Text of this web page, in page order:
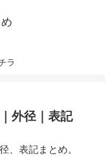
ラ
外径｜表記
、表記まとめ。